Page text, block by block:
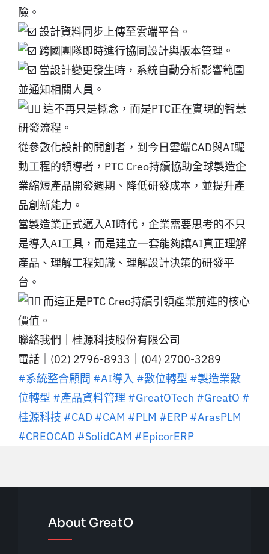
險。
設計資料同步上傳至雲端平台。
跨國團隊即時進行協同設計與版本管理。
當設計變更發生時，系統自動分析影響範圍
並通知相關人員。
這不再只是概念，而是PTC正在實現的智慧
研發流程。
從參數化設計的開創者，到今日雲端CAD與AI驅
動工程的領導者，PTC Creo持續協助全球製造企
業縮短產品開發週期、降低研發成本，並提升產
品創新能力。
當製造業正式邁入AI時代，企業需要思考的不只
是導入AI工具，而是建立一套能夠讓AI真正理解
產品、理解工程知識、理解設計決策的研發平
台。
而這正是PTC Creo持續引領產業前進的核心
價值。
聯絡我們｜桂源科技股份有限公司
電話｜(02) 2796-8933｜(04) 2700-3289
#系統整合顧問 #AI導入 #數位轉型 #製造業數
位轉型 #產品資料管理 #GreatOTech #GreatO #
桂源科技 #CAD #CAM #PLM #ERP #ArasPLM
#CREOCAD #SolidCAM #EpicorERP
About GreatO